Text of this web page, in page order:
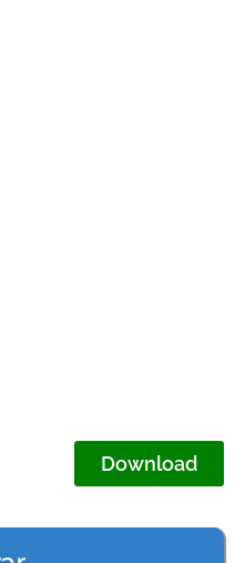
Download